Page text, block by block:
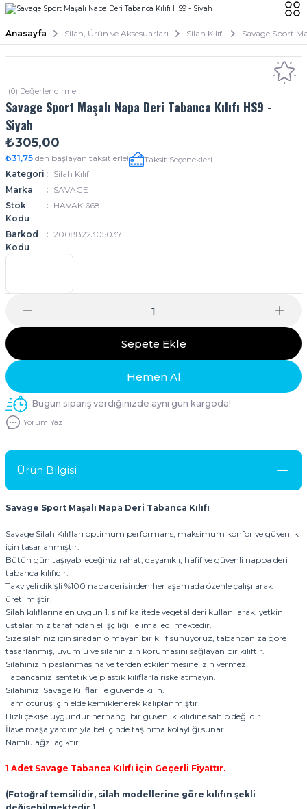
Anasayfa Silah, Ürün ve Aksesuarları Silah Kılıfı Savage Sport
(0) Değerlendirme
Savage Sport Maşalı Napa Deri Tabanca Kılıfı HS9 -
Siyah
₺305,00
₺31,75 den başlayan taksitlerle!
Taksit Seçenekleri
Kategori
Silah Kılıfı
Marka
SAVAGE
Stok
Kodu
HAVAK.668
Barkod
Kodu
2008822305037
Sepete Ekle
Hemen Al
Bugün sipariş verdiğinizde aynı gün kargoda!
Yorum Yaz
Ürün Bilgisi
Savage Sport Maşalı Napa Deri Tabanca Kılıfı
Savage Silah Kılıfları optimum performans, maksimum konfor ve güvenlik
için tasarlanmıştır.
Bütün gün taşıyabileceğiniz rahat, dayanıklı, hafif ve güvenli nappa deri
tabanca kılıfıdır.
Takviyeli dikişli %100 napa derisinden her aşamada özenle çalışılarak
üretilmiştir.
Silah kılıflarına en uygun 1. sınıf kalitede vegetal deri kullanılarak, yetkin
ustalarımız tarafından el işçiliği ile imal edilmektedir.
Size silahınız için sıradan olmayan bir kılıf sunuyoruz, tabancanıza göre
tasarlanmış, uyumlu ve silahınızın korumasını sağlayan bir kılıftır.
Silahınızın paslanmasına ve terden etkilenmesine izin vermez.
Tabancanızı sentetik ve plastik kılıflarla riske atmayın.
Silahınızı Savage Kılıflar ile güvende kılın.
Tam oturuş için elde kemiklenerek kalıplanmıştır.
Hızlı çekişe uygundur herhangi bir güvenlik kilidine sahip değildir.
İlave maşa yardımıyla bel içinde taşınma kolaylığı sunar.
Namlu ağzı açıktır.
1 Adet Savage Tabanca Kılıfı İçin Geçerli Fiyattır.
(Fotoğraf temsilidir, silah modellerine göre kılıfın şekli